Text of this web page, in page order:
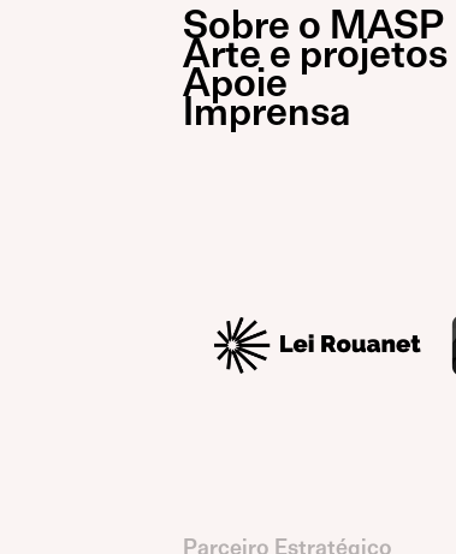
Sobre o MASP
Arte e projetos
Apoie
Imprensa
Parceiro Estratégico